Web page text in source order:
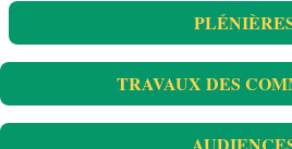
TRAVAUX DES